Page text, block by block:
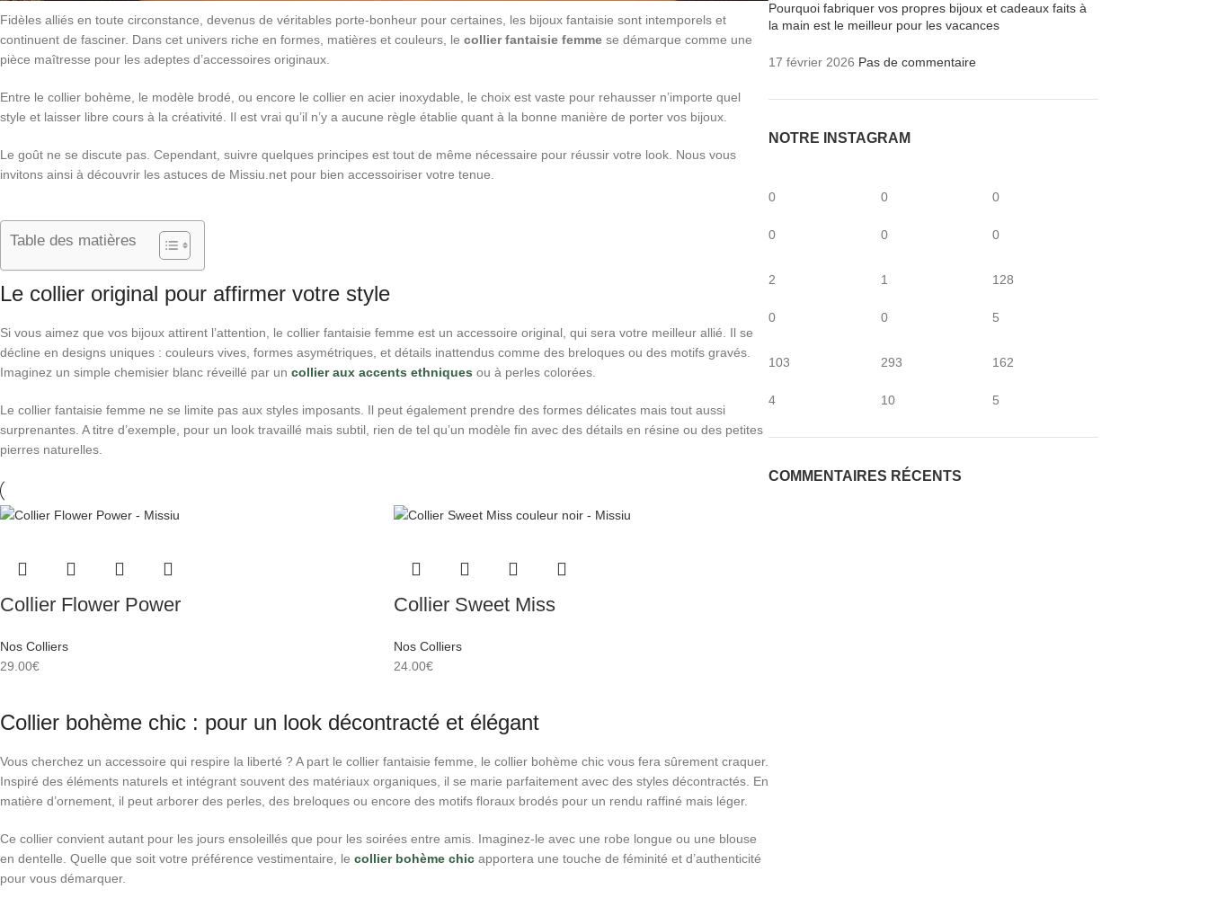
Fidèles alliés en toute circonstance, devenus de véritables porte-bonheur pour certaines, les bijoux fantaisie sont intemporels et
continuent de fasciner. Dans cet univers riche en formes, matières et couleurs, le collier fantaisie femme se démarque comme une
pièce maîtresse pour les adeptes d’accessoires originaux.
Entre le collier bohème, le modèle brodé, ou encore le collier en acier inoxydable, le choix est vaste pour rehausser n’importe quel
style et laisser libre cours à la créativité. Il est vrai qu’il n’y a aucune règle établie quant à la bonne manière de porter vos bijoux.
Le goût ne se discute pas. Cependant, suivre quelques principes est tout de même nécessaire pour réussir votre look. Nous vous
invitons ainsi à découvrir les astuces de Missiu.net pour bien accessoiriser votre tenue.
Table des matières
Le collier original pour affirmer votre style
Si vous aimez que vos bijoux attirent l’attention, le collier fantaisie femme est un accessoire original, qui sera votre meilleur allié. Il se
décline en designs uniques : couleurs vives, formes asymétriques, et détails inattendus comme des breloques ou des motifs gravés.
Imaginez un simple chemisier blanc réveillé par un collier aux accents ethniques ou à perles colorées.
Le collier fantaisie femme ne se limite pas aux styles imposants. Il peut également prendre des formes délicates mais tout aussi
surprenantes. A titre d’exemple, pour un look travaillé mais subtil, rien de tel qu’un modèle fin avec des détails en résine ou des petites
pierres naturelles.
Collier Flower Power
Nos Colliers
29.00€
Collier Sweet Miss
Nos Colliers
24.00€
Collier bohème chic : pour un look décontracté et élégant
Vous cherchez un accessoire qui respire la liberté ? A part le collier fantaisie femme, le collier bohème chic vous fera sûrement craquer.
Inspiré des éléments naturels et intégrant souvent des matériaux organiques, il se marie parfaitement avec des styles décontractés. En
matière d’ornement, il peut arborer des perles, des breloques ou encore des motifs floraux brodés pour un rendu raffiné mais léger.
Ce collier convient autant pour les jours ensoleillés que pour les soirées entre amis. Imaginez-le avec une robe longue ou une blouse
en dentelle. Quelle que soit votre préférence vestimentaire, le collier bohème chic apportera une touche de féminité et d’authenticité
pour vous démarquer.
Pourquoi fabriquer vos propres bijoux et cadeaux faits à
la main est le meilleur pour les vacances
17 février 2026 Pas de commentaire
NOTRE INSTAGRAM
0
0
0
0
0
0
2
0
1
0
128
5
103
4
293
10
162
5
COMMENTAIRES RÉCENTS